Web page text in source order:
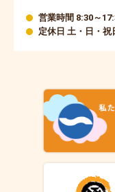
営業時間 8:30～
定休日 土・日・祝